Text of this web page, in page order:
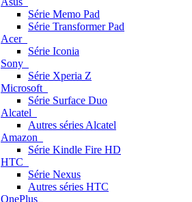
Série Memo Pad
Série Transformer Pad
Acer
Série Iconia
Sony
Série Xperia Z
Microsoft
Série Surface Duo
Alcatel
Autres séries Alcatel
Amazon
Série Kindle Fire HD
HTC
Série Nexus
Autres séries HTC
OnePlus